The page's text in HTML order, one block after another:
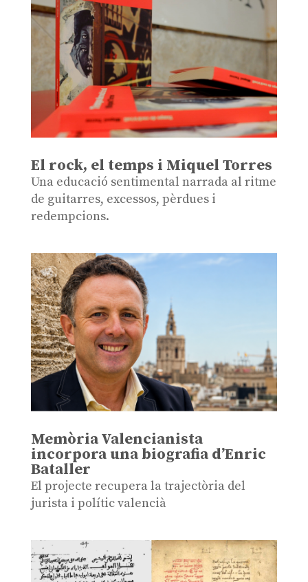
El rock, el temps i Miquel Torres
Una educació sentimental narrada al ritme
de guitarres, excessos, pèrdues i
redempcions.
Memòria Valencianista
incorpora una biografia d’Enric
Bataller
El projecte recupera la trajectòria del
jurista i polític valencià